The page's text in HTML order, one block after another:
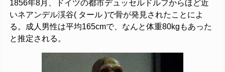
1856年8月、ドイツの都市デュッセルドルフからほど近
いネアンデル渓谷( タール )で骨が発見されたことによ
る。成人男性は平均165cmで、なんと体重80kgもあった
と推定される。